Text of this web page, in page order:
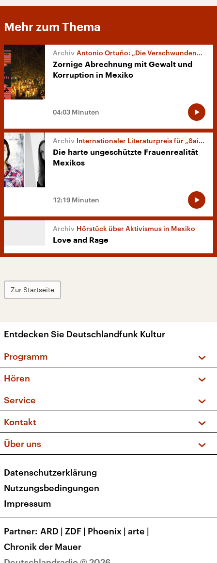
Mehr zum Thema
Antonio Ortuño: „Die Verschwundenen“
Zornige Abrechnung mit Gewalt und
Korruption in Mexiko
04:03 Minuten
Internationaler Literaturpreis für „Saison der Wirbelstürme“
Die harte ungeschützte Frauenrealität
Mexikos
12:19 Minuten
Hörstück über Aktivismus in Mexiko
Love and Rage
Zur Startseite
Entdecken Sie Deutschlandfunk Kultur
Programm
Sendungen und Podcasts
Musikliste
Kakadu – Das Kinderprogramm
Hören
Frequenzen (UKW + DAB+)
Service
FAQ
Apps
Newsletter
Veranstaltungen
Kontakt
Social Media
Über uns
Presse
Karriere
Transparenz
Datenschutzerklärung
Nutzungsbedingungen
Impressum
Partner ARD | ZDF | Phoenix | arte |
Chronik der Mauer